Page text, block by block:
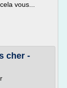
vous...
cher -